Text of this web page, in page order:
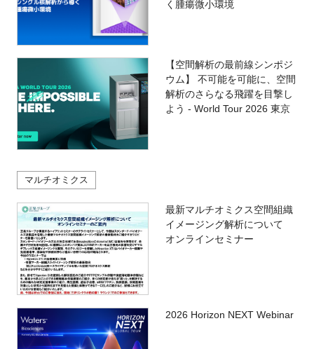
く腫瘍微小環境
【空間解析の最前線シンポジ
ウム】 不可能を可能に、空間
解析のさらなる飛躍を目撃し
よう - World Tour 2026 東京
マルチオミクス
最新マルチオミクス空間組織
イメージング解析について
オンラインセミナー
2026 Horizon NEXT Webinar